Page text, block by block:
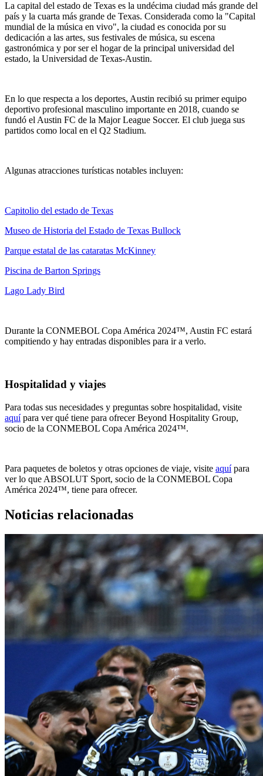
La capital del estado de Texas es la undécima ciudad más grande del
país y la cuarta más grande de Texas. Considerada como la "Capital
mundial de la música en vivo", la ciudad es conocida por su
dedicación a las artes, sus festivales de música, su escena
gastronómica y por ser el hogar de la principal universidad del
estado, la Universidad de Texas-Austin.
En lo que respecta a los deportes, Austin recibió su primer equipo
deportivo profesional masculino importante en 2018, cuando se
fundó el Austin FC de la Major League Soccer. El club juega sus
partidos como local en el Q2 Stadium.
Algunas atracciones turísticas notables incluyen:
Capitolio del estado de Texas
Museo de Historia del Estado de Texas Bullock
Parque estatal de las cataratas McKinney
Piscina de Barton Springs
Lago Lady Bird
Durante la CONMEBOL Copa América 2024™, Austin FC estará
compitiendo y hay entradas disponibles para ir a verlo.
Hospitalidad y viajes
Para todas sus necesidades y preguntas sobre hospitalidad, visite
aquípara ver qué tiene para ofrecer Beyond Hospitality Group,
socio de la CONMEBOL Copa América 2024™.
Para paquetes de boletos y otras opciones de viaje, visite aquípara
ver lo que ABSOLUT Sport, socio de la CONMEBOL Copa
América 2024™, tiene para ofrecer.
Noticias relacionadas